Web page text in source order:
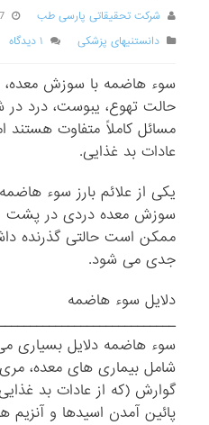
شرکت تحقیقاتی پارسی طب
دانستنیهای پزشکی
۱ دیدگاه
سوء هاضمه با سوزش
حالت تهوع، یبوست، درد
مسائل کاملاً متفاوت هستند
عادات بد غذایی.
یکی از علائم بارز سوء
سوزش معده دردی در پشت
ممکن است حالتی گذرنده
جدی می شود.
دلایل سوء هاضمه
سوء هاضمه دلایل بسیاری
شامل بیماری های معده،
گوارش (که از عادات بد
پائین آمدن اسیدها و